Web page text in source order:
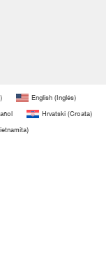
) English(Inglés)
Hrvatski(Croata)
)